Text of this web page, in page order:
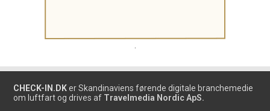
CHECK-IN.DK er Skandinaviens førende digitale branchemedie
om luftfart og drives af Travelmedia Nordic ApS.